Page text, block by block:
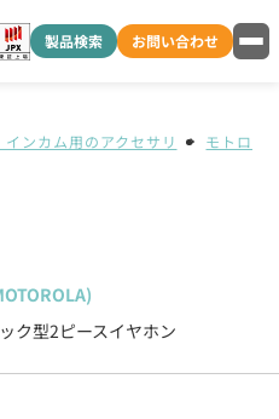
製品検索 お問い合わせ
ンカム用のアクセサリ モトロー
ク型2ピースイヤホン